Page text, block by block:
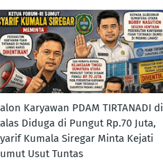
Karyawan PDAM TIRTANADI di
Diduga di Pungut Rp.70 Juta,
Kumala Siregar Minta Kejati
Usut Tuntas